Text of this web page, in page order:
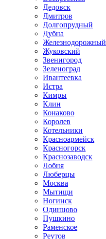
Дедовск
Дмитров
Долгопрудный
Дубна
Железнодорожный
Жуковский
Звенигород
Зеленоград
Ивантеевка
Истра
Кимры
Клин
Конаково
Королев
Котельники
Красноармейск
Красногорск
Краснозаводск
Лобня
Люберцы
Москва
Мытищи
Ногинск
Одинцово
Пушкино
Раменское
Реутов